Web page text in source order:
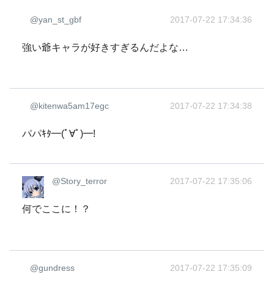
@yan_st_gbf 2017-07-22 17:34:36
強い爺キャラが好きすぎるんだよな…
@kitenwa5am17egc 2017-07-22 17:34:38
パパｷﾀ━(ﾟ∀ﾟ)━!
@Story_terror 2017-07-22 17:35:06
何でここに！？
@gundress 2017-07-22 17:35:09